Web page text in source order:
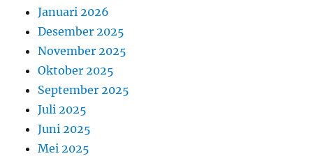
Januari 2026
Desember 2025
November 2025
Oktober 2025
September 2025
Juli 2025
Juni 2025
Mei 2025